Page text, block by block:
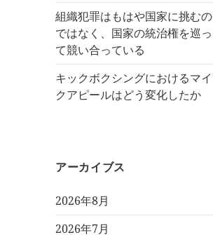
組織犯罪はもはや国家に挑むの
ではなく、国家の統治権を巡っ
て競い合っている
キックボクシングにおけるマイ
クアピールはどう変化したか
アーカイブス
2026年8月
2026年7月